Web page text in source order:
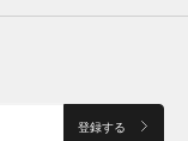
登録する